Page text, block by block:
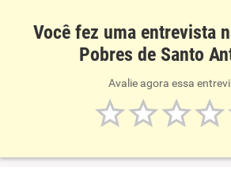
Você fez uma entrevista
Pobres de Santo
Avalie agora essa